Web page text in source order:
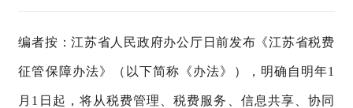
编者按：江苏省人民政府办公厅日前发布《江苏省税费
征管保障办法》（以下简称《办法》），明确自明年1
月1日起，将从税费管理、税费服务、信息共享、协同